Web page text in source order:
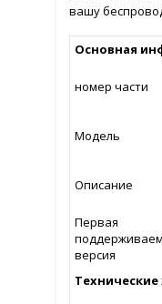
вашу
Основная
номер части
Модель
Описание
Первая
версия